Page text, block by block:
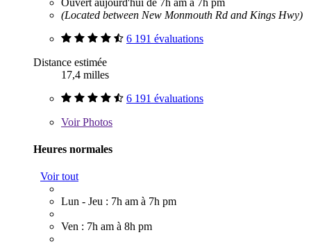
(Located between New Monmouth Rd and Kings Hwy)
6 191 évaluations
Distance estimée
17,4 milles
6 191 évaluations
VoirPhotos
Heures normales
Voir tout
Lun - Jeu : 7h am à 7h pm
Ven : 7h am à 8h pm